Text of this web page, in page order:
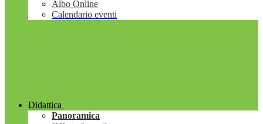
Albo Online
Calendario eventi
Didattica
Panoramica